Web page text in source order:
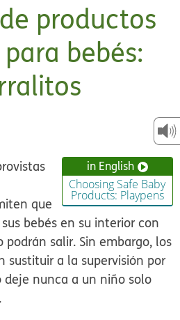
productos
bebés:
in English
Choosing Safe Baby
Products: Playpens
que
bebés en su interior con
podrán salir. Sin embargo, los
sustituir a la supervisión por
nunca a un niño solo